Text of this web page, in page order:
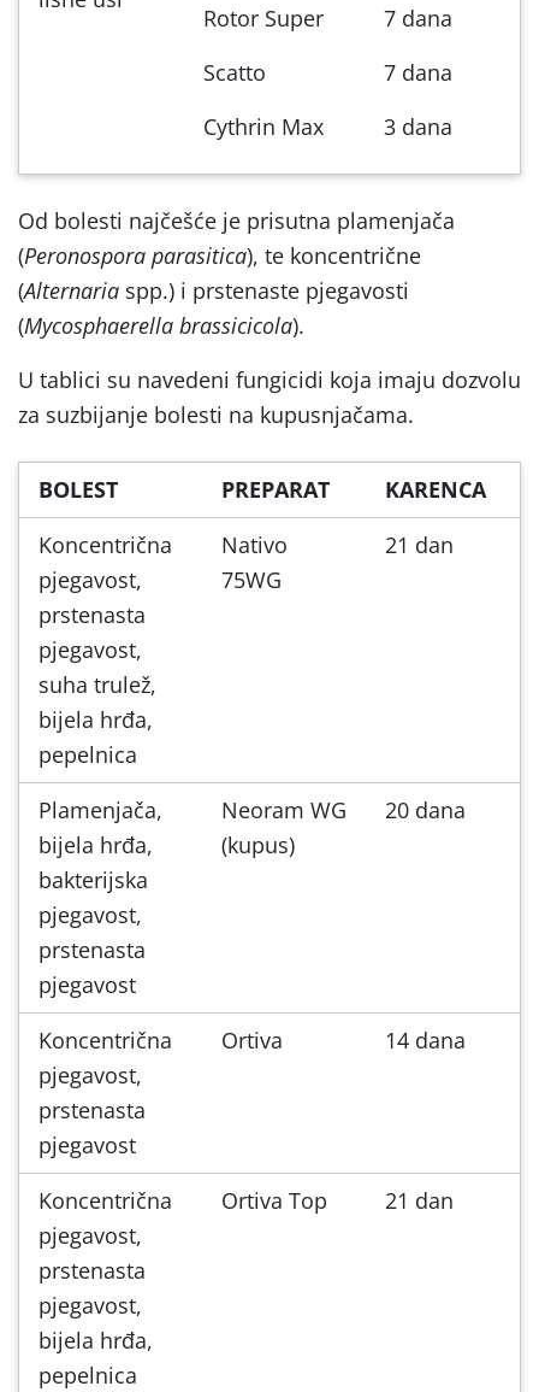
Rotor Super
Scatto
Cythrin Max
7 dana
7 dana
3 dana
Od bolesti najčešće je prisutna plamenjača
(Peronospora parasitica), te koncentrične
(Alternaria spp.) i prstenaste pjegavosti
(Mycosphaerella brassicicola).
U tablici su navedeni fungicidi koja imaju dozvolu
za suzbijanje bolesti na kupusnjačama.
BOLEST PREPARAT
KARENCA
Koncentrična
pjegavost,
prstenasta
pjegavost,
suha trulež,
bijela hrđa,
pepelnica
Nativo
75WG
21 dan
Plamenjača,
bijela hrđa,
bakterijska
pjegavost,
prstenasta
pjegavost
Neoram WG
(kupus)
20 dana
Koncentrična
pjegavost,
prstenasta
pjegavost
Ortiva 14 dana
Koncentrična
pjegavost,
prstenasta
pjegavost,
bijela hrđa,
pepelnica
Ortiva Top 21 dan